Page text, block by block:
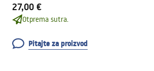
27,00 €
Otprema sutra.
Pitajte za proizvod